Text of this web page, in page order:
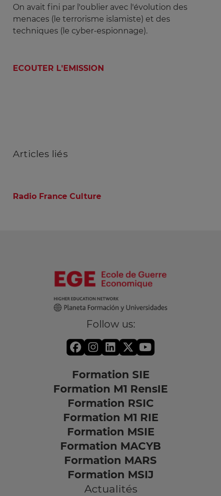
On avait fini par l'oublier avec l'évolution des
menaces (le terrorisme islamiste) et des
techniques (le cyber-espionnage).
ECOUTER L'EMISSION
Articles liés
Radio France Culture
Follow us:
Formation SIE
Formation M1 RensIE
Formation RSIC
Formation M1 RIE
Formation MSIE
Formation MACYB
Formation MARS
Formation MSIJ
Actualités